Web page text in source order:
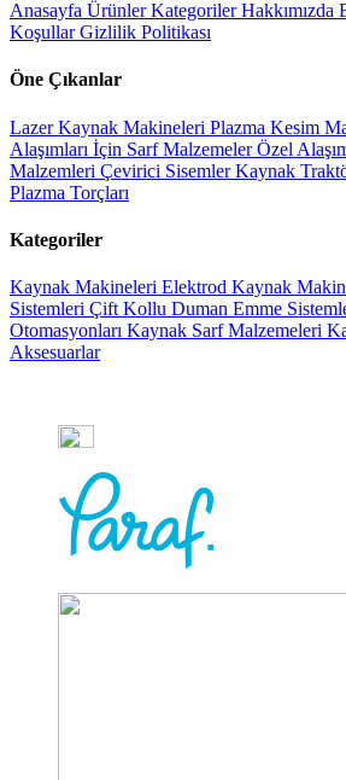
Anasayfa ÜrünlerKategorilerHakkımızda
KoşullarGizlilik Politikası
Öne Çıkanlar
Lazer Kaynak Makineleri Plazma Kesim
Alaşımları İçin Sarf MalzemelerÖzel
Malzemleri Çevirici SisemlerKaynak
Plazma Torçları
Kategoriler
Kaynak Makineleri Elektrod Kaynak
Sistemleri Çift Kollu Duman Emme
Otomasyonları Kaynak Sarf Malzemeleri
Aksesuarlar